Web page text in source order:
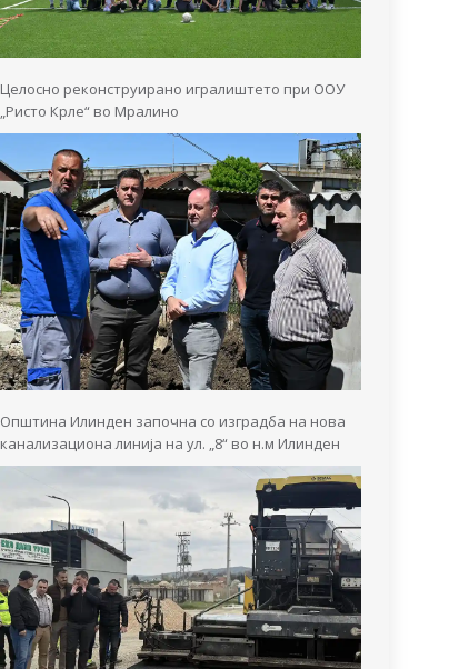
Целосно реконструирано игралиштето при ООУ
„Ристо Крле“ во Мралино
Општина Илинден започна со изградба на нова
канализациона линија на ул. „8“ во н.м Илинден